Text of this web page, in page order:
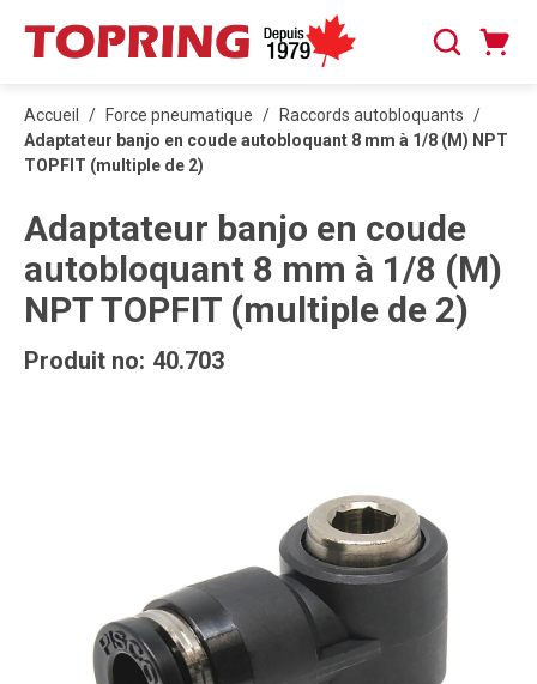
PASSER AU CONTENU PRINCIPAL
Recherche
Accueil / Force pneumatique / Raccords autobloquants /
Adaptateur banjo en coude autobloquant 8 mm à 1/8 (M) NPT
TOPFIT (multiple de 2)
Adaptateur banjo en coude
autobloquant 8 mm à 1/8 (M)
NPT TOPFIT (multiple de 2)
Produit no: 40.703